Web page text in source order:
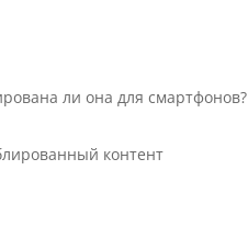
ли она для смартфонов?
контент